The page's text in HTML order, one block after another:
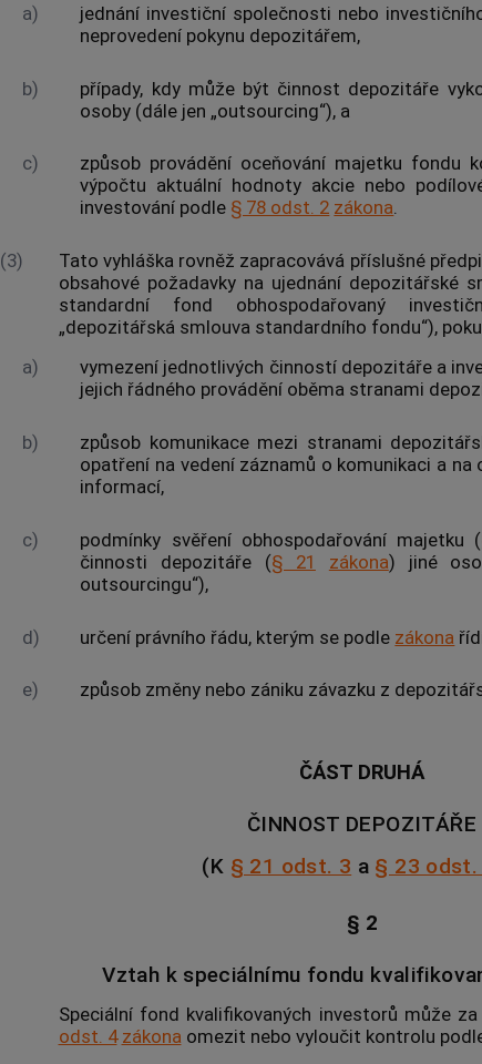
a)
jednání investiční společnosti nebo
neprovedení pokynu depozitářem,
b)
případy, kdy může být činnost depozitáře
osoby (dále jen „outsourcing“), a
c) způsob provádění oceňování majetku fondu
výpočtu aktuální hodnoty akcie nebo
investování podle § 78 odst. 2 zákona.
(3) Tato vyhláška rovněž zapracovává příslušné
obsahové požadavky na ujednání depozitářské
standardní fond obhospodařovaný
„depozitářská smlouva standardního fondu“),
a)
vymezení jednotlivých činností depozitáře a
jejich řádného provádění oběma stranami
b)
způsob komunikace mezi stranami
opatření na vedení záznamů o komunikaci a na
informací,
c) podmínky svěření obhospodařování majetku (
činnosti depozitáře (§ 21 zákona) jiné
outsourcingu“),
d) určení právního řádu, kterým se podle zákona
e) způsob změny nebo zániku závazku z
ČÁST DRUHÁ
ČINNOST DEPOZITÁŘE
(K § 21 odst. 3 a § 23 odst.
§ 2
Vztah k speciálnímu fondu
Speciální fond kvalifikovaných investorů může
odst. 4 zákona omezit nebo vyloučit kontrolu